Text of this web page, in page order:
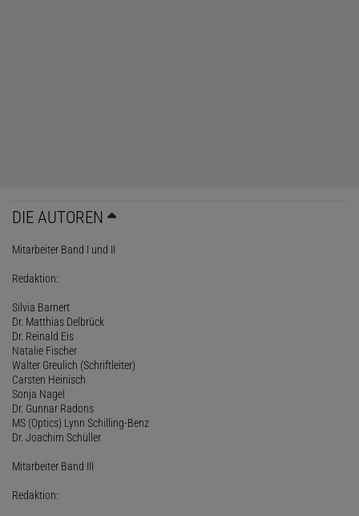
DIE AUTOREN
Mitarbeiter Band I und II
Redaktion:
Silvia Barnert
Dr. Matthias Delbrück
Dr. Reinald Eis
Natalie Fischer
Walter Greulich (Schriftleiter)
Carsten Heinisch
Sonja Nagel
Dr. Gunnar Radons
MS (Optics) Lynn Schilling-Benz
Dr. Joachim Schüller
Mitarbeiter Band III
Redaktion: